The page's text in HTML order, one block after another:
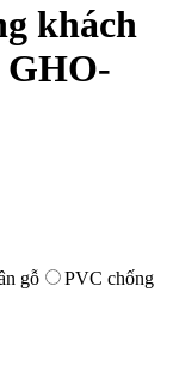
khách
GHO-
gỗ
PVC chống